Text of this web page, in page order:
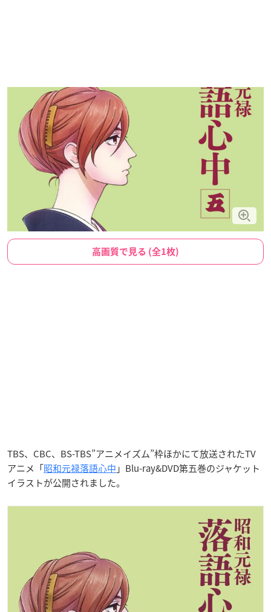
高画質で見る (全1枚)
TBS、CBC、BS-TBS”アニメイズム”枠ほかにて放送されたTV
アニメ「昭和元禄落語心中 」Blu-ray&DVD第五巻のジャケット
イラストが公開されました。